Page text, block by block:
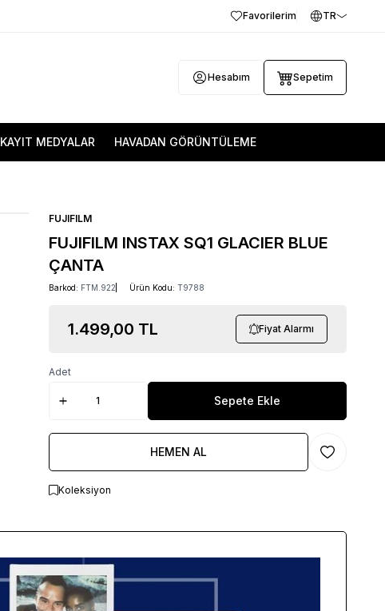
Favorilerim TR
Hesabım Sepetim
KAYIT MEDYALAR HAVADAN GÖRÜNTÜLEME
FUJIFILM
FUJIFILM INSTAX SQ1 GLACIER BLUE
ÇANTA
Barkod: FTM.922 Ürün Kodu: T9788
1.499,00 TL Fiyat Alarmı
Adet
Sepete Ekle
HEMEN AL Favoriye
Koleksiyon